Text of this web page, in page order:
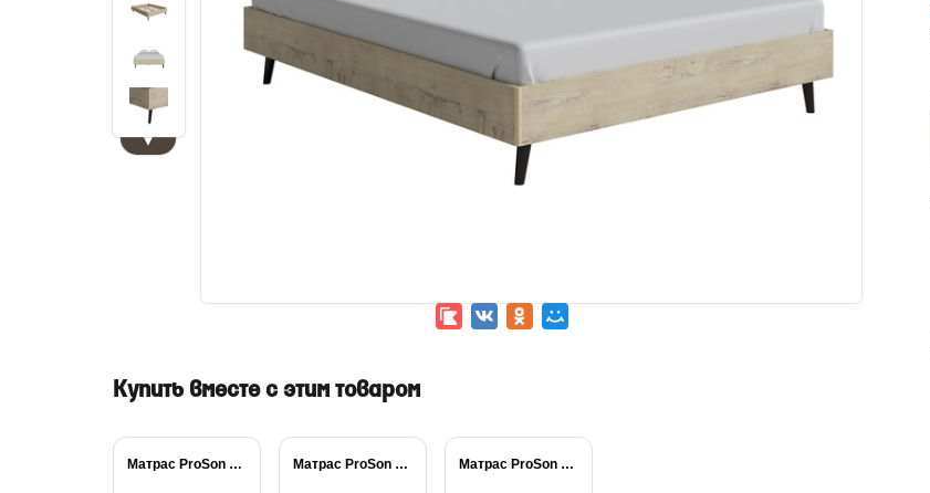
▼
Купить вместе с этим товаром
Матрас ProSon FIRST... Матрас ProSon FIRST... Матрас ProSon First...